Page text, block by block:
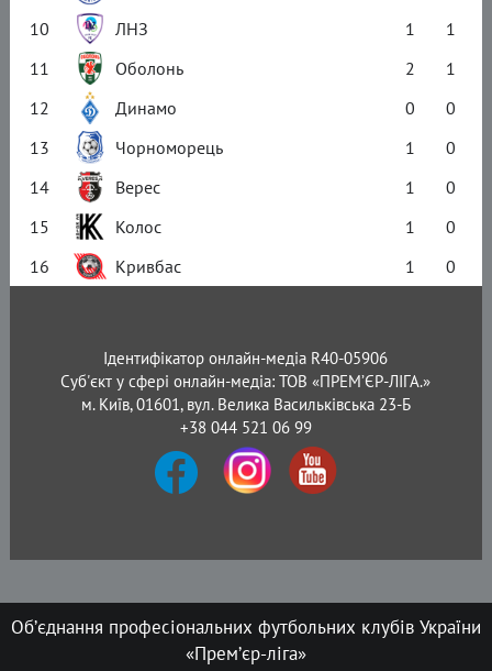
10
ЛНЗ 1
1
11
Оболонь 2
1
12
Динамо 0
0
13
Чорноморець 1
0
14
Верес 1
0
15
Колос 1
0
16
Кривбас 1 0
Ідентифікатор онлайн-медіа R40-05906
Суб'єкт у сфері онлайн-медіа: ТОВ «ПРЕМ’ЄР-ЛІГА.»
м. Київ, 01601, вул. Велика Васильківська 23-Б
+38 044 521 06 99
Об’єднання професіональних футбольних клубів України
«Прем’єр-ліга»